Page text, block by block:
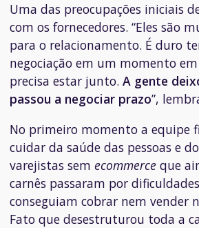
Uma das preocupações iniciais
com os fornecedores. “Eles são
para o relacionamento. É duro
negociação em um momento
precisa estar junto. A gente
passou a negociar prazo”,
No primeiro momento a equipe
cuidar da saúde das pessoas e
varejistas sem ecommerce que
carnês passaram por
conseguiam cobrar nem vender
Fato que desestruturou toda a